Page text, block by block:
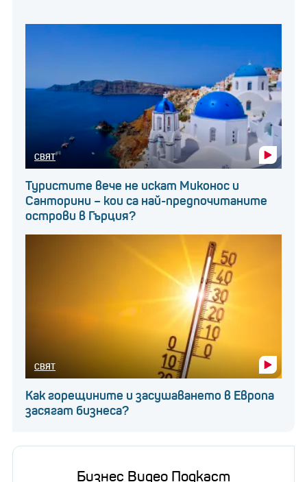
СВЯТ
Туристите вече не искат Миконос и
Санторини – кои са най-предпочитаните
острови в Гърция?
СВЯТ
Как горещините и засушаването в Европа
засягат бизнеса?
Бизнес Видео Подкаст